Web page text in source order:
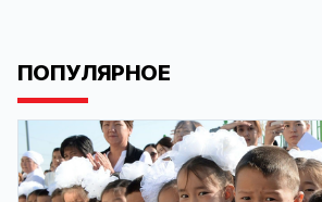
ПОПУЛЯРНОЕ